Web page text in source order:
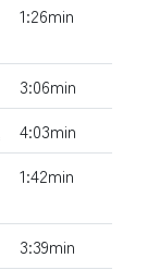
1:26min
3:06min
4:03min
1:42min
3:39min